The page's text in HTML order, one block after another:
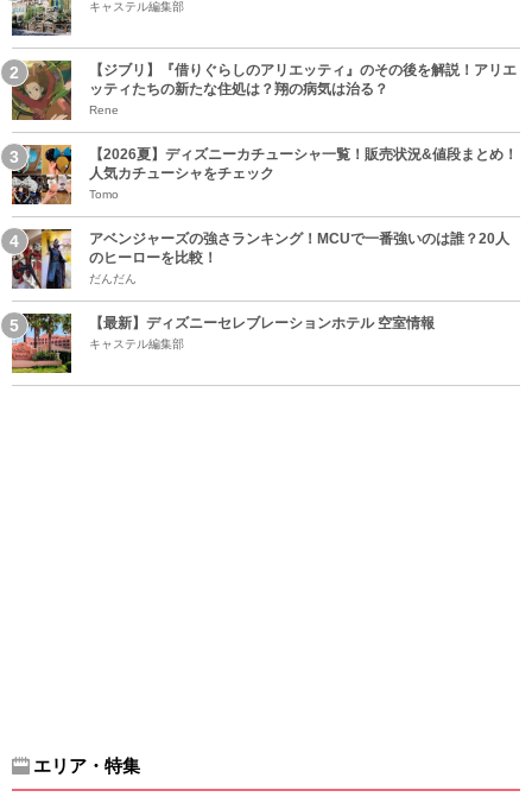
キャステル編集部
【ジブリ】『借りぐらしのアリエッティ』のその後を解説！アリエ
ッティたちの新たな住処は？翔の病気は治る？
Rene
【2026夏】ディズニーカチューシャ一覧！販売状況&値段まとめ！
人気カチューシャをチェック
Tomo
アベンジャーズの強さランキング！MCUで一番強いのは誰？20人
のヒーローを比較！
だんだん
【最新】ディズニーセレブレーションホテル 空室情報
キャステル編集部
エリア・特集